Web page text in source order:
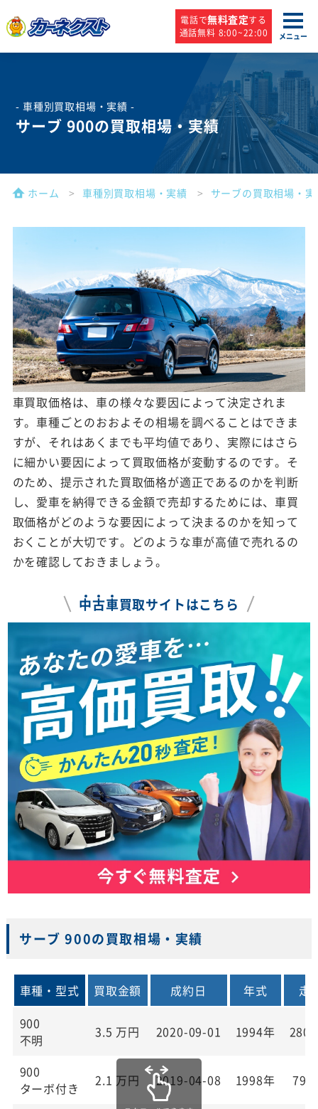
電話で無料査定する
通話無料 8:00~22:00
メニュー
- 車種別買取相場・実績 -
サーブ 900の買取相場・実績
ホーム 車種別買取相場・実績 サーブの買取相場・
車買取価格は、車の様々な要因によって決定されま
す。車種ごとのおおよその相場を調べることはできま
すが、それはあくまでも平均値であり、実際にはさら
に細かい要因によって買取価格が変動するのです。そ
のため、提示された買取価格が適正であるのかを判断
し、愛車を納得できる金額で売却するためには、車買
取価格がどのような要因によって決まるのかを知って
おくことが大切です。どのような車が高値で売れるの
かを確認しておきましょう。
中古車買取サイトはこちら
サーブ 900の買取相場・実績
車種・型式 買取金額 成約日 年式
走
900
不明
3.5 万円 2020-09-01 1994年
900
ターボ付き
2.1 万円 2019-04-08 1998年